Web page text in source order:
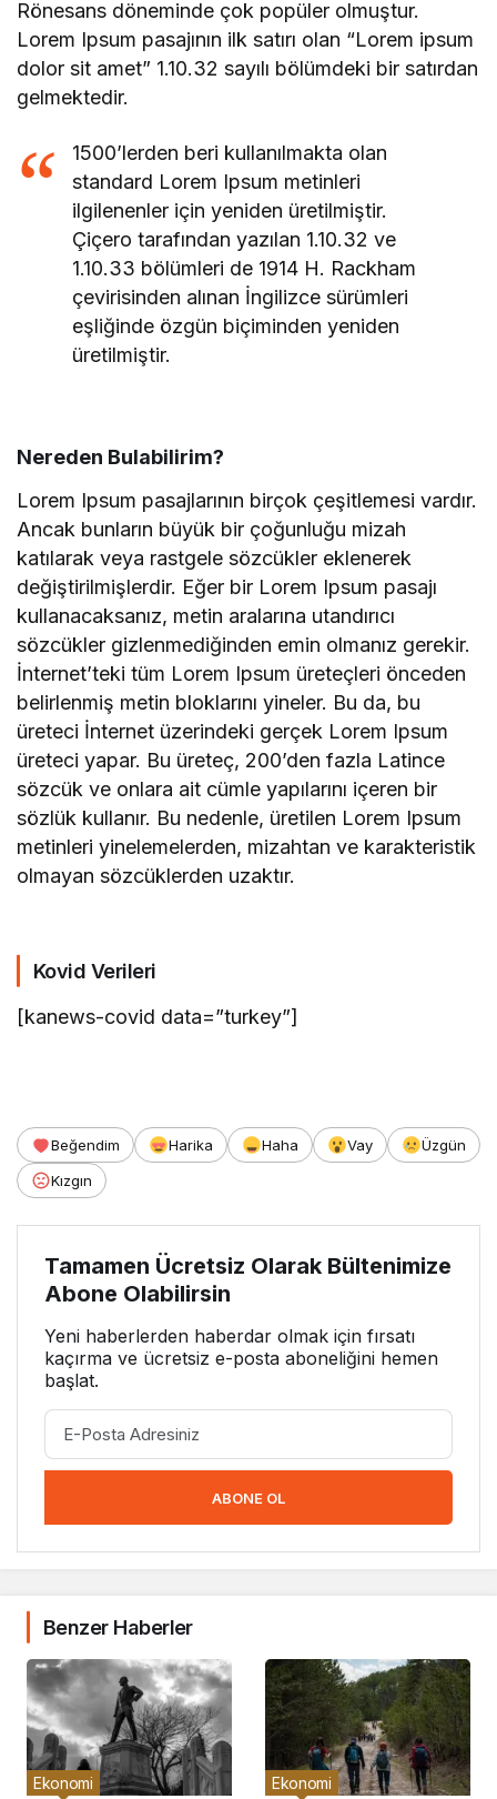
Rönesans döneminde çok popüler olmuştur.
Lorem Ipsum pasajının ilk satırı olan “Lorem ipsum
dolor sit amet” 1.10.32 sayılı bölümdeki bir satırdan
gelmektedir.
1500’lerden beri kullanılmakta olan
standard Lorem Ipsum metinleri
ilgilenenler için yeniden üretilmiştir.
Çiçero tarafından yazılan 1.10.32 ve
1.10.33 bölümleri de 1914 H. Rackham
çevirisinden alınan İngilizce sürümleri
eşliğinde özgün biçiminden yeniden
üretilmiştir.
Nereden Bulabilirim?
Lorem Ipsum pasajlarının birçok çeşitlemesi vardır.
Ancak bunların büyük bir çoğunluğu mizah
katılarak veya rastgele sözcükler eklenerek
değiştirilmişlerdir. Eğer bir Lorem Ipsum pasajı
kullanacaksanız, metin aralarına utandırıcı
sözcükler gizlenmediğinden emin olmanız gerekir.
İnternet’teki tüm Lorem Ipsum üreteçleri önceden
belirlenmiş metin bloklarını yineler. Bu da, bu
üreteci İnternet üzerindeki gerçek Lorem Ipsum
üreteci yapar. Bu üreteç, 200’den fazla Latince
sözcük ve onlara ait cümle yapılarını içeren bir
sözlük kullanır. Bu nedenle, üretilen Lorem Ipsum
metinleri yinelemelerden, mizahtan ve karakteristik
olmayan sözcüklerden uzaktır.
Kovid Verileri
[kanews-covid data=”turkey”]
Beğendim Harika Haha Vay
Üzgün
Kızgın
Tamamen Ücretsiz Olarak Bültenimize
Abone Olabilirsin
Yeni haberlerden haberdar olmak için fırsatı
kaçırma ve ücretsiz e-posta aboneliğini hemen
başlat.
ABONE OL
Benzer Haberler
Ekonomi Ekonomi